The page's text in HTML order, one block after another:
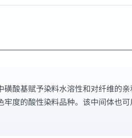
酸基赋予染料水溶性和对纤维的
度的酸性染料品种。该中间体也